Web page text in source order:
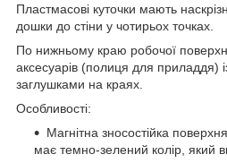
Пластмасові куточки мають
дошки до стіни у чотирьох точках.
По нижньому краю робочої
аксесуарів (полиця для приладдя)
заглушками на краях.
Особливості:
Магнітна зносостійка
має темно-зелений колір, який